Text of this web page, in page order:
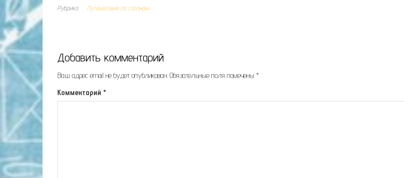
Рубрика Путешествия по странам
Добавить комментарий
Ваш адрес email не будет опубликован. Обязательные поля помечены *
Комментарий *